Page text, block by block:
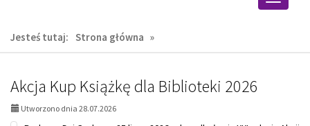
Jesteś tutaj: Strona główna »
strona
Akcja Kup Książkę dla Biblioteki 2026
Utworzono dnia 28.07.2026